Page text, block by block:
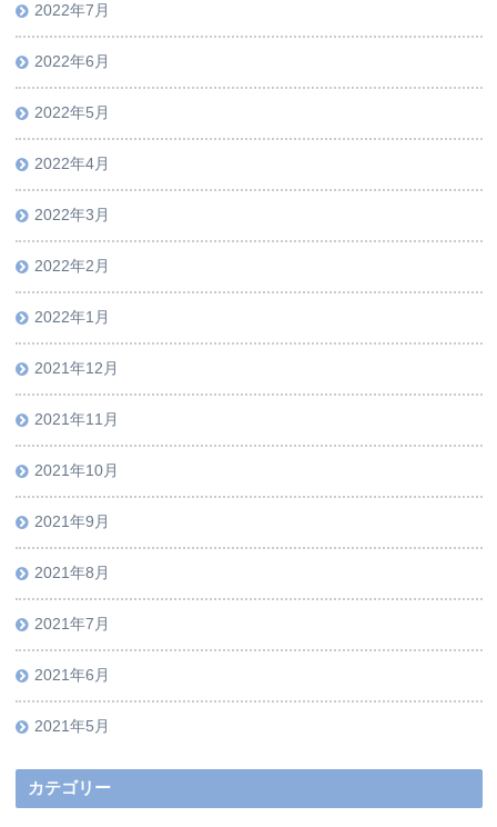
2022年7月
2022年6月
2022年5月
2022年4月
2022年3月
2022年2月
2022年1月
2021年12月
2021年11月
2021年10月
2021年9月
2021年8月
2021年7月
2021年6月
2021年5月
カテゴリー